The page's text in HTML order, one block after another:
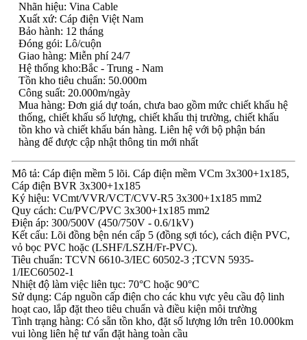
Nhãn hiệu: Vina Cable
Xuất xứ: Cáp điện Việt Nam
Bảo hành: 12 tháng
Đóng gói: Lô/cuộn
Giao hàng: Miễn phí 24/7
Hệ thống kho:Bắc - Trung - Nam
Tồn kho tiêu chuẩn: 50.000m
Công suất: 20.000m/ngày
Mua hàng: Đơn giá dự toán, chưa bao gồm mức chiết khấu hệ
thống, chiết khấu số lượng, chiết khấu thị trường, chiết khấu
tồn kho và chiết khấu bán hàng. Liên hệ với bộ phận bán
hàng để được cập nhật thông tin mới nhất
Mô tả: Cáp điện mềm 5 lõi. Cáp điện mềm VCm 3x300+1x185,
Cáp điện BVR 3x300+1x185
Ký hiệu: VCmt/VVR/VCT/CVV-R5 3x300+1x185 mm2
Quy cách: Cu/PVC/PVC 3x300+1x185 mm2
Điện áp: 300/500V (450/750V - 0.6/1kV)
Kết cấu: Lõi đồng bện nén cấp 5 (đồng sợi tóc), cách điện PVC,
vỏ bọc PVC hoặc (LSHF/LSZH/Fr-PVC).
Tiêu chuẩn: TCVN 6610-3/IEC 60502-3 ;TCVN 5935-
1/IEC60502-1
Nhiệt độ làm việc liên tục: 70°C hoặc 90°C
Sử dụng: Cáp nguồn cấp điện cho các khu vực yêu cầu độ linh
hoạt cao, lắp đặt theo tiêu chuẩn và điều kiện môi trường
Tình trạng hàng: Có sẵn tồn kho, đặt số lượng lớn trên 10.000km
vui lòng liên hệ tư vấn đặt hàng toàn cầu